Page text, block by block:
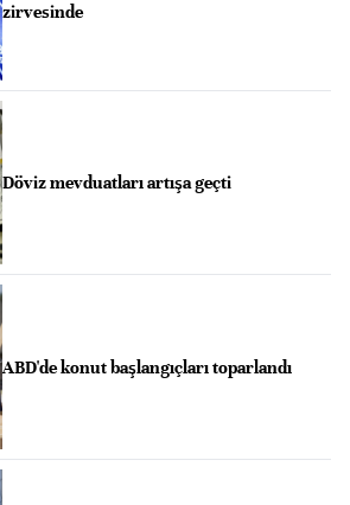
zirvesinde
Döviz mevduatları artışa geçti
ABD'de konut başlangıçları toparlandı